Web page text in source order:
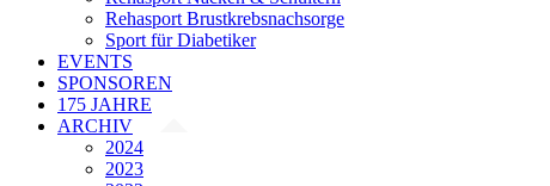
Rehasport Brustkrebsnachsorge
Sport für Diabetiker
EVENTS
SPONSOREN
175 JAHRE
ARCHIV
2024
2023